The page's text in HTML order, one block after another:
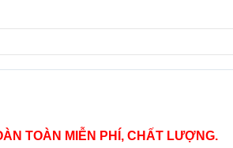
TOÀN MIỄN PHÍ, CHẤT LƯỢNG.